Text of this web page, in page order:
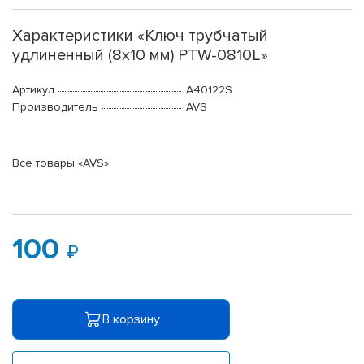
Характеристики «Ключ трубчатый
удлиненный (8х10 мм) PTW-0810L»
Артикул
A40122S
Производитель
AVS
Все товары «AVS»
100
В корзину